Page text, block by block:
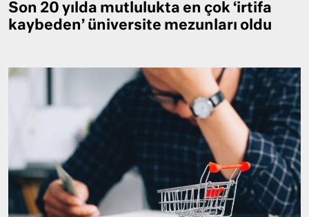
Son 20 yılda mutlulukta en çok ‘irtifa
kaybeden’ üniversite mezunları oldu